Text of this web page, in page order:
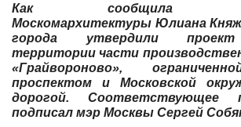
Как сообщила
Москомархитектуры Юлиана
города утвердили проект
территории части
«Грайвороново»,
проспектом и Московской
дорогой. Соответствующее
подписал мэр Москвы Сергей